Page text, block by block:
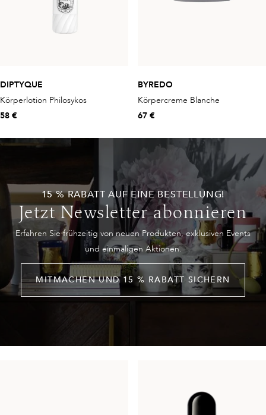
DIPTYQUE
Körperlotion Philosykos
58 €
BYREDO
Körpercreme Blanche
67 €
15 % RABATT AUF EINE BESTELLUNG!
Jetzt Newsletter abonnieren
Erfahren Sie frühzeitig von neuen Produkten, exklusiven Events
und einmaligen Aktionen.
MITMACHEN UND 15 % RABATT SICHERN